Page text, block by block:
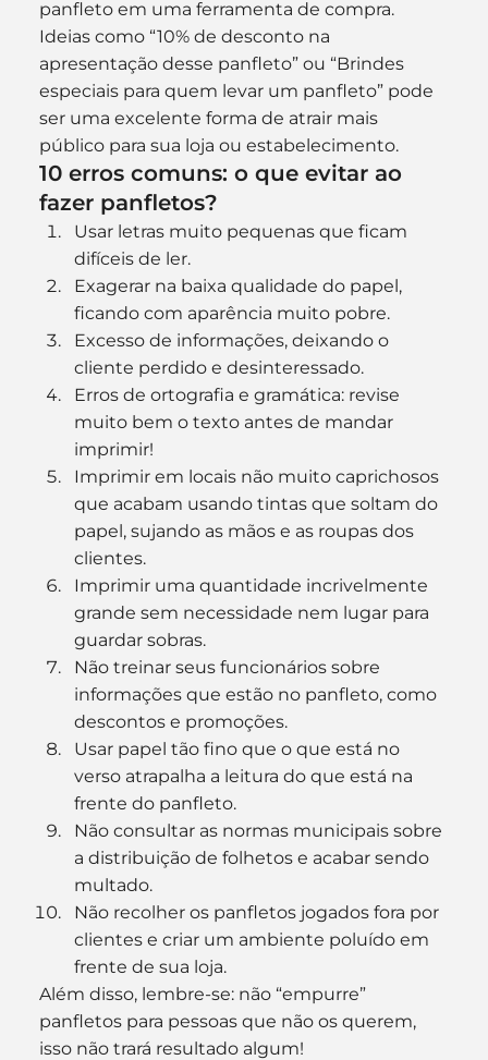
panfleto em uma ferramenta de compra.
Ideias como “10% de desconto na
apresentação desse panfleto” ou “Brindes
especiais para quem levar um panfleto” pode
ser uma excelente forma de atrair mais
público para sua loja ou estabelecimento.
10 erros comuns: o que evitar ao
fazer panfletos?
Usar letras muito pequenas que ficam
difíceis de ler.
Exagerar na baixa qualidade do papel,
ficando com aparência muito pobre.
Excesso de informações, deixando o
cliente perdido e desinteressado.
Erros de ortografia e gramática: revise
muito bem o texto antes de mandar
imprimir!
Imprimir em locais não muito caprichosos
que acabam usando tintas que soltam do
papel, sujando as mãos e as roupas dos
clientes.
Imprimir uma quantidade incrivelmente
grande sem necessidade nem lugar para
guardar sobras.
Não treinar seus funcionários sobre
informações que estão no panfleto, como
descontos e promoções.
Usar papel tão fino que o que está no
verso atrapalha a leitura do que está na
frente do panfleto.
Não consultar as normas municipais sobre
a distribuição de folhetos e acabar sendo
multado.
Não recolher os panfletos jogados fora por
clientes e criar um ambiente poluído em
frente de sua loja.
Além disso, lembre-se: não “empurre”
panfletos para pessoas que não os querem,
isso não trará resultado algum!